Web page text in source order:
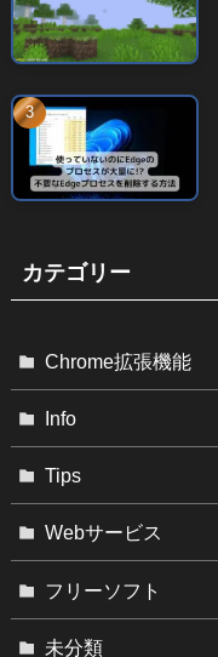
カテゴリー
Chrome拡張機能
Info
Tips
Webサービス
フリーソフト
未分類